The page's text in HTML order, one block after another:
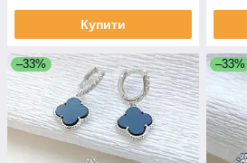
Купити
–33% –33%